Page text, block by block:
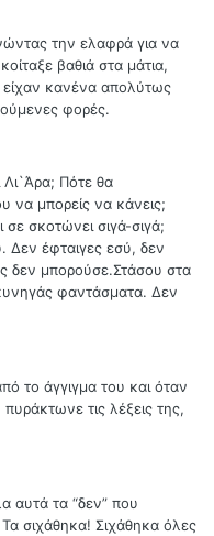
την ελαφρά για να
βαθιά στα μάτια,
είχαν κανένα απολύτως
φορές.
Λι`Άρα; Πότε θα
να μπορείς να κάνεις;
σε σκοτώνει σιγά-σιγά;
Δεν έφταιγες εσύ, δεν
δεν μπορούσε.Στάσου στα
φαντάσματα. Δεν
το άγγιγμα του και όταν
τις λέξεις της,
αυτά τα “δεν” που
σιχάθηκα! Σιχάθηκα όλες